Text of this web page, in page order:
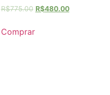
R$775.00 R$480.00
Comprar